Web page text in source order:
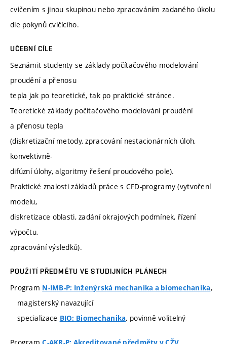
cvičením s jinou skupinou nebo zpracováním zadaného úkolu
dle pokynů cvičícího.
UČEBNÍ CÍLE
Seznámit studenty se základy počítačového modelování
proudění a přenosu
tepla jak po teoretické, tak po praktické stránce.
Teoretické základy počítačového modelování proudění
a přenosu tepla
(diskretizační metody, zpracování nestacionárních úloh,
konvektivně-
difúzní úlohy, algoritmy řešení proudového pole).
Praktické znalosti základů práce s CFD-programy (vytvoření
modelu,
diskretizace oblasti, zadání okrajových podmínek, řízení
výpočtu,
zpracování výsledků).
POUŽITÍ PŘEDMĚTU VE STUDIJNÍCH PLÁNECH
Program N-IMB-P: Inženýrská mechanika a biomechanika,
magisterský navazující
specializace BIO: Biomechanika, povinně volitelný